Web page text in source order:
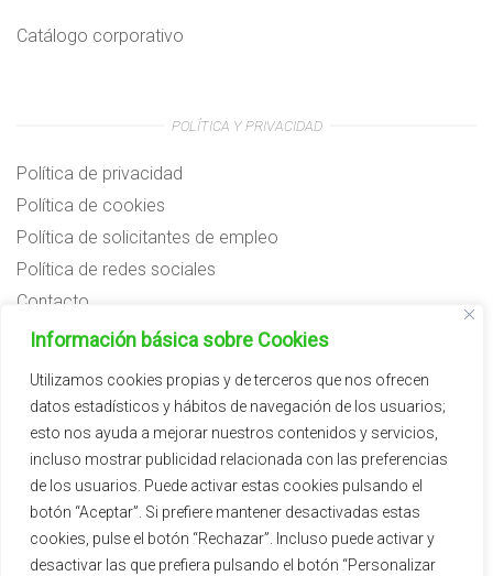
Información básica sobre Cookies
Utilizamos cookies propias y de terceros que nos ofrecen
datos estadísticos y hábitos de navegación de los usuarios;
esto nos ayuda a mejorar nuestros contenidos y servicios,
incluso mostrar publicidad relacionada con las preferencias
de los usuarios. Puede activar estas cookies pulsando el
botón “Aceptar”. Si prefiere mantener desactivadas estas
cookies, pulse el botón “Rechazar”. Incluso puede activar y
desactivar las que prefiera pulsando el botón “Personalizar
Catálogo corporativo
POLÍTICA Y PRIVACIDAD
Política de privacidad
Política de cookies
Política de solicitantes de empleo
Política de redes sociales
Contacto
Preguntas frecuentes
Subvenciones